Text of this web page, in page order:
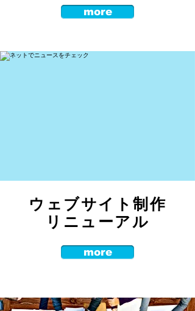
more
ウェブサイト制作
リニューアル
more